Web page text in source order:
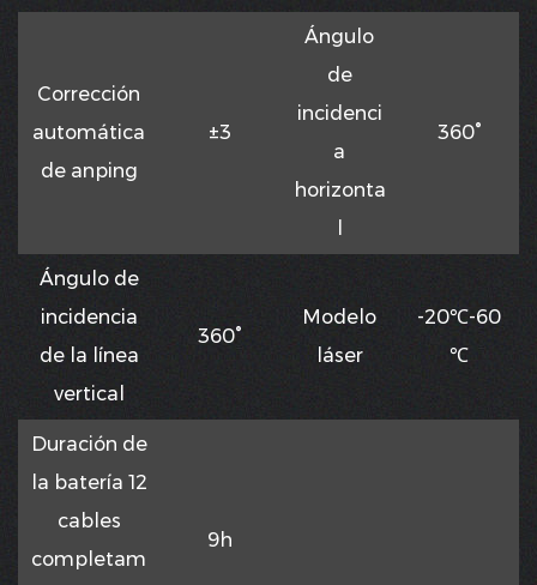
Corrección
automática
de anping
±3
Ángulo
de
incidenci
a
horizonta
360°
Ángulo de
incidencia
de la línea
vertical
360°
Modelo
láser
-20℃-60
℃
Duración de
la batería 12
cables
completam
9h